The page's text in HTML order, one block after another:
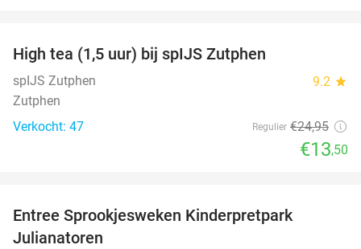
High tea (1,5 uur) bij spIJS Zutphen
spIJS Zutphen 9.2 star
Zutphen
Verkocht: 47
Regulier €24,95
€13,50
Entree Sprookjesweken Kinderpretpark
Julianatoren